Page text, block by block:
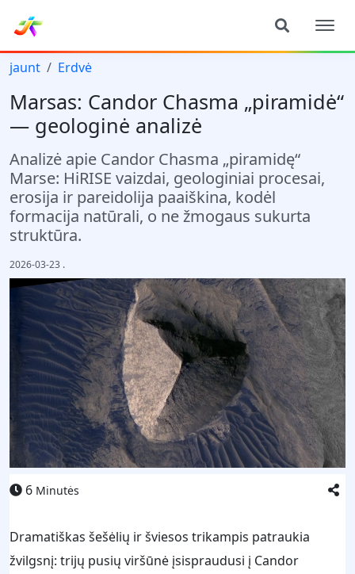
jaunt Erdvė
Marsas: Candor Chasma „piramidė“
— geologinė analizė
Analizė apie Candor Chasma „piramidę“
Marse: HiRISE vaizdai, geologiniai procesai,
erosija ir pareidolija paaiškina, kodėl
formacija natūrali, o ne žmogaus sukurta
struktūra.
2026-03-23 .
6 Minutės
Dramatiškas šešėlių ir šviesos trikampis patraukia
žvilgsnį: trijų pusių viršūnė įsispraudusi į Candor